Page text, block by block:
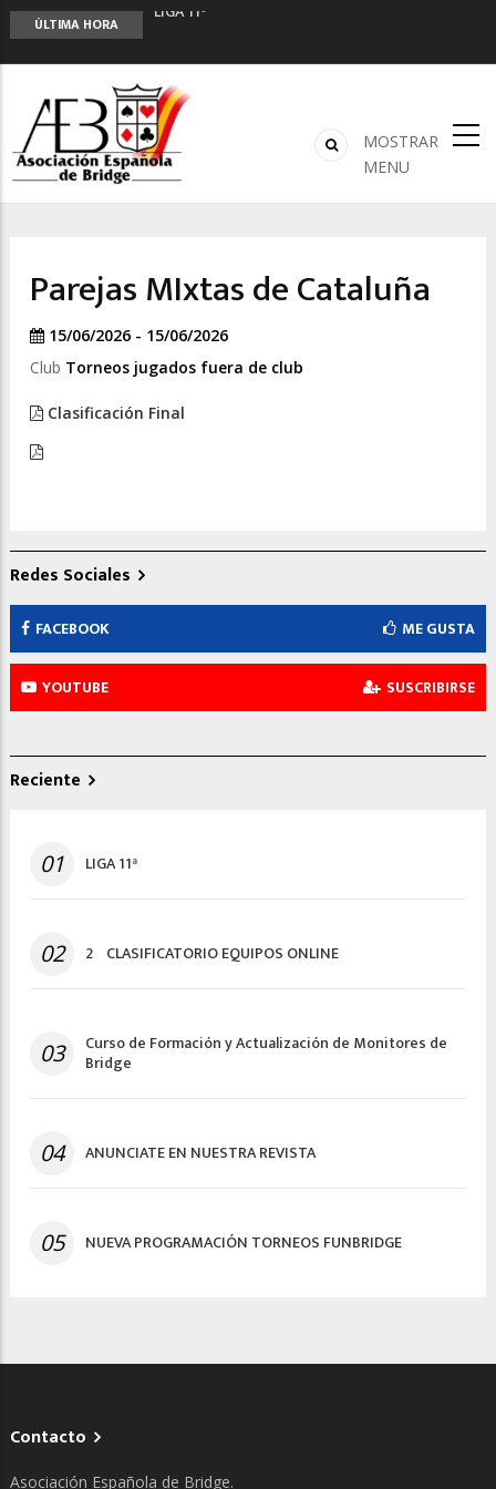
ÚLTIMA HORA
LIGA 11ª
Curso de Formación y Actualización de
Monitores de Bridge
ANUNCIATE EN NUESTRA REVISTA
NUEVA PROGRAMACIÓN TORNEOS FUNBRIDGE
MOSTRAR
MENU
Parejas MIxtas de Cataluña
15/06/2026 - 15/06/2026
Club Torneos jugados fuera de club
Clasificación Final
Redes Sociales
FACEBOOK ME GUSTA
YOUTUBE SUSCRIBIRSE
Reciente
01 LIGA 11ª
02 2º CLASIFICATORIO EQUIPOS ONLINE
03 Curso de Formación y Actualización de Monitores de
Bridge
04 ANUNCIATE EN NUESTRA REVISTA
05 NUEVA PROGRAMACIÓN TORNEOS FUNBRIDGE
Contacto
Asociación Española de Bridge.